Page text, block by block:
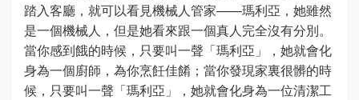
踏入客廳，就可以看見機械人管家——瑪利亞，她雖然
是一個機械人，但是她看來跟一個真人完全沒有分別。
當你感到餓的時候，只要叫一聲「瑪利亞」，她就會化
身為一個廚師，為你烹飪佳餚；當你發現家裏很髒的時
候，只要叫一聲「瑪利亞」，她就會化身為一位清潔工